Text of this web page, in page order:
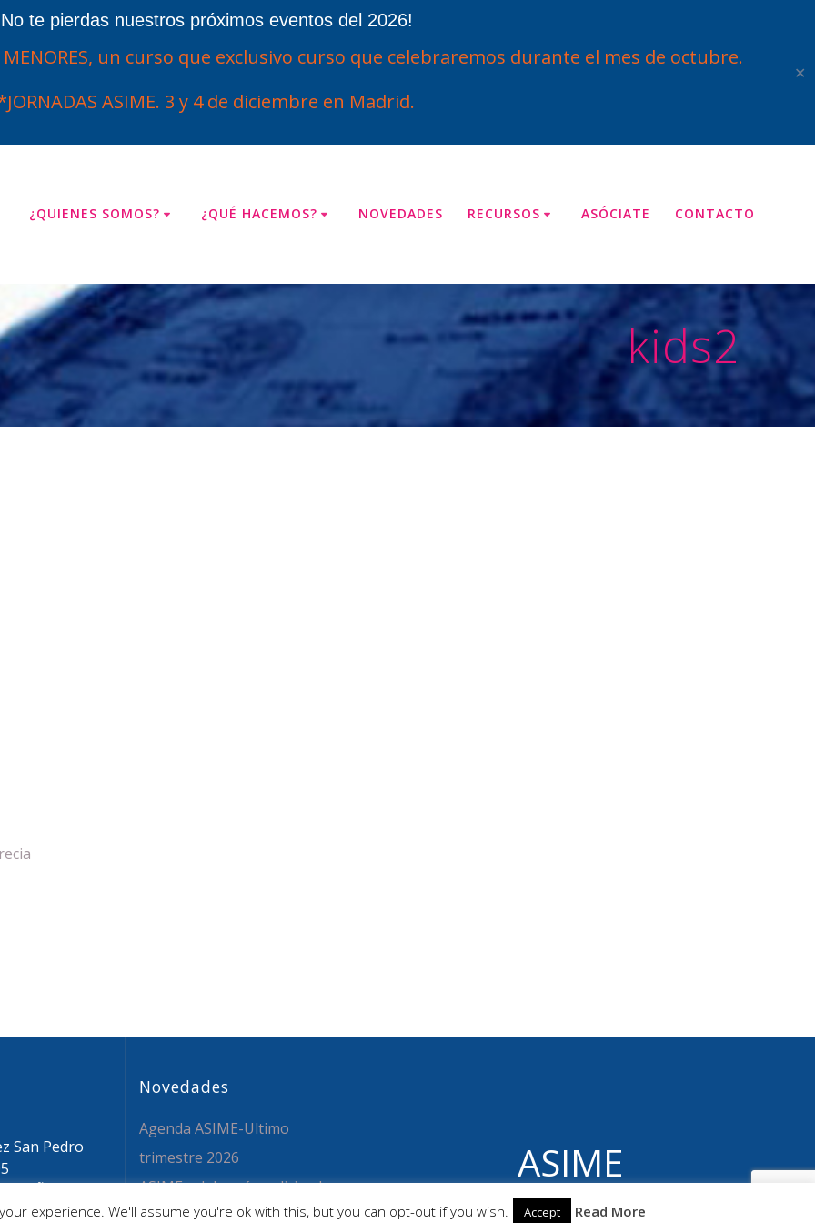
te pierdas nuestros próximos eventos del 2026!
MENORES, un curso que exclusivo curso que celebraremos durante el mes de octubre.
ASIME. 3 y 4 de diciembre en Madrid.
✕
¿QUIENES SOMOS? ¿QUÉ HACEMOS? NOVEDADES RECURSOS ASÓCIATE CONTACTO
kids2
San Pedro
Novedades
Agenda ASIME-Ultimo
trimestre 2026
ASIME celebrará en diciembre
una nueva edición de sus
ASIME
© 2026 ASIME. Construido utilizando WordPress
experience. We'll assume you're ok with this, but you can opt-out if you wish. Accept Read More